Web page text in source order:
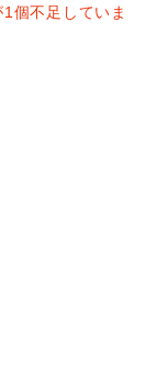
個不足していま